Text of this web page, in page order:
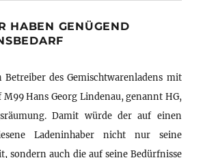
HABEN GENÜGEND
Betreiber des Gemischtwarenladens mit
M99 Hans Georg Lindenau, genannt HG,
Damit würde der auf einen
Ladeninhaber nicht nur seine
sondern auch die auf seine Bedürfnisse